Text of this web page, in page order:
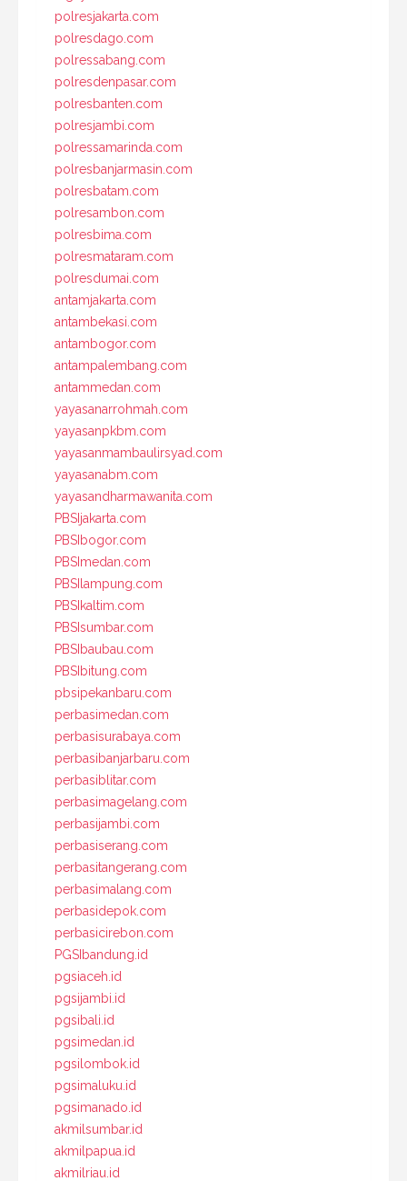
polresjakarta.com
polresdago.com
polressabang.com
polresdenpasar.com
polresbanten.com
polresjambi.com
polressamarinda.com
polresbanjarmasin.com
polresbatam.com
polresambon.com
polresbima.com
polresmataram.com
polresdumai.com
antamjakarta.com
antambekasi.com
antambogor.com
antampalembang.com
antammedan.com
yayasanarrohmah.com
yayasanpkbm.com
yayasanmambaulirsyad.com
yayasanabm.com
yayasandharmawanita.com
PBSIjakarta.com
PBSIbogor.com
PBSImedan.com
PBSIlampung.com
PBSIkaltim.com
PBSIsumbar.com
PBSIbaubau.com
PBSIbitung.com
pbsipekanbaru.com
perbasimedan.com
perbasisurabaya.com
perbasibanjarbaru.com
perbasiblitar.com
perbasimagelang.com
perbasijambi.com
perbasiserang.com
perbasitangerang.com
perbasimalang.com
perbasidepok.com
perbasicirebon.com
PGSIbandung.id
pgsiaceh.id
pgsijambi.id
pgsibali.id
pgsimedan.id
pgsilombok.id
pgsimaluku.id
pgsimanado.id
akmilsumbar.id
akmilpapua.id
akmilriau.id